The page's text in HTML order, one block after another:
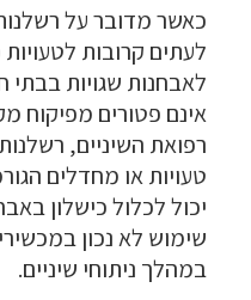
כאשר מדובר על
לעתים קרובות לטעויות
לאבחנות שגויות בבתי
אינם פטורים מפיקוח
רפואת השיניים,
טעויות או מחדלים
יכול לכלול כישלון
שימוש לא נכון
במהלך ניתוחי שיניים.